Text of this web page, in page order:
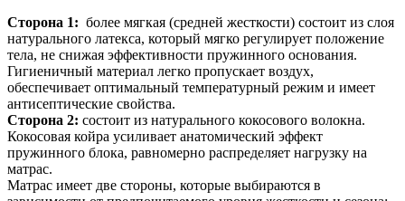
Сторона 1: более мягкая (средней жесткости) состоит из слоя
натурального латекса, который мягко регулирует положение
тела, не снижая эффективности пружинного основания.
Гигиеничный материал легко пропускает воздух,
обеспечивает оптимальный температурный режим и имеет
антисептические свойства.
Сторона 2: состоит из натурального кокосового волокна.
Кокосовая койра усиливает анатомический эффект
пружинного блока, равномерно распределяет нагрузку на
матрас.
Матрас имеет две стороны, которые выбираются в